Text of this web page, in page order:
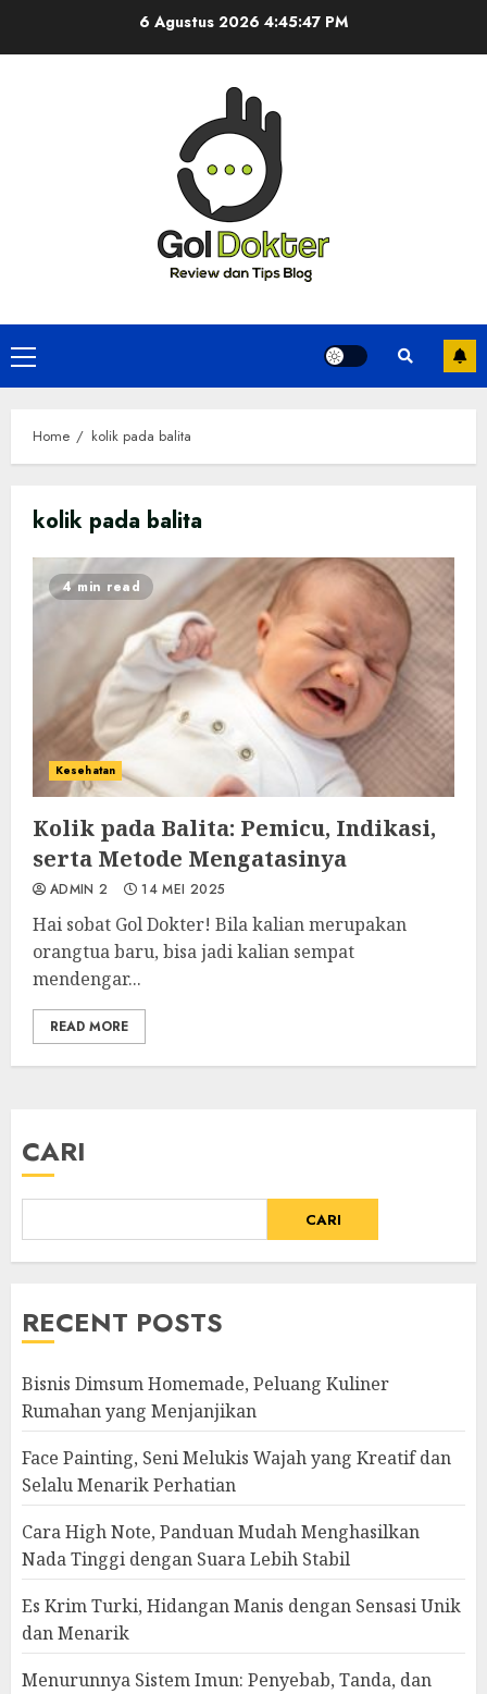
6 Agustus 2026 4:45:48 PM
Primary
Menu
Home kolik pada balita
kolik pada balita
4 min read
Kesehatan
Kolik pada Balita: Pemicu, Indikasi,
serta Metode Mengatasinya
ADMIN 2 14 MEI 2025
Hai sobat Gol Dokter! Bila kalian merupakan
orangtua baru, bisa jadi kalian sempat
mendengar...
READ MORE
CARI
CARI
RECENT POSTS
Bisnis Dimsum Homemade, Peluang Kuliner
Rumahan yang Menjanjikan
Face Painting, Seni Melukis Wajah yang Kreatif dan
Selalu Menarik Perhatian
Cara High Note, Panduan Mudah Menghasilkan
Nada Tinggi dengan Suara Lebih Stabil
Es Krim Turki, Hidangan Manis dengan Sensasi Unik
dan Menarik
Menurunnya Sistem Imun: Penyebab, Tanda, dan